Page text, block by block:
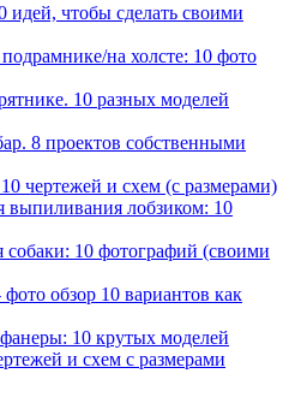
идей, чтобы сделать своими
на холсте: 10 фото
10 разных моделей
8 проектов собственными
чертежей и схем (с размерами)
выпиливания лобзиком: 10
собаки: 10 фотографий (своими
обзор 10 вариантов как
10 крутых моделей
и схем с размерами